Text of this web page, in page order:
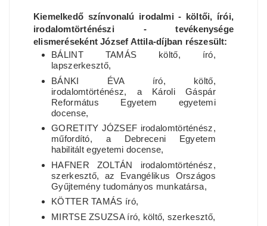
Kiemelkedő színvonalú irodalmi - költői, írói,
irodalomtörténészi - tevékenysége
elismeréseként József Attila-díjban részesült:
BÁLINT TAMÁS költő, író,
lapszerkesztő,
BÁNKI ÉVA író, költő,
irodalomtörténész, a Károli Gáspár
Református Egyetem egyetemi
docense,
GORETITY JÓZSEF irodalomtörténész,
műfordító, a Debreceni Egyetem
habilitált egyetemi docense,
HAFNER ZOLTÁN irodalomtörténész,
szerkesztő, az Evangélikus Országos
Gyűjtemény tudományos munkatársa,
KÖTTER TAMÁS író,
MIRTSE ZSUZSA író, költő, szerkesztő,